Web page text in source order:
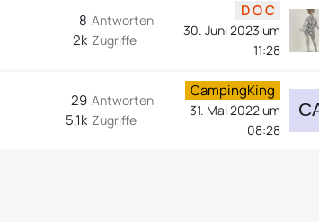
Antworten
8
Zugriffe
2k
D O C
30. Juni 2023 um
11:28
Antworten
29
Zugriffe
5,1k
CampingKing
31. Mai 2022 um
08:28